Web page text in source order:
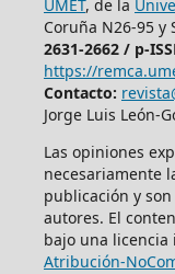
UMET, de la
Coruña N26-95 y
2631-2662 / p-
https://
Contacto:
Jorge Luis León-
Las opiniones
necesariamente
publicación y
autores. El
bajo una
Atribución-